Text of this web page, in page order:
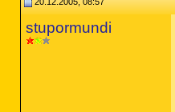
stupormundi